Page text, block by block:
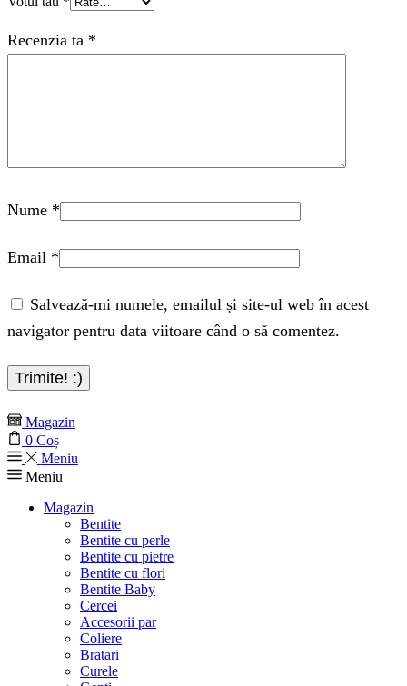
Recenzia ta *
Nume *
Email *
Salvează-mi numele, emailul și site-ul web în acest
navigator pentru data viitoare când o să comentez.
Magazin
0 Coș
Meniu
Meniu
Magazin
Bentite
Bentite cu perle
Bentite cu pietre
Bentite cu flori
Bentite Baby
Cercei
Accesorii par
Coliere
Bratari
Curele